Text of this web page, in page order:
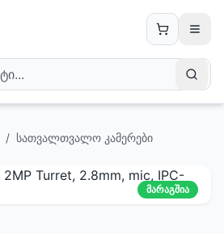
/ სათვალთვალო კამერები
მარაგშია